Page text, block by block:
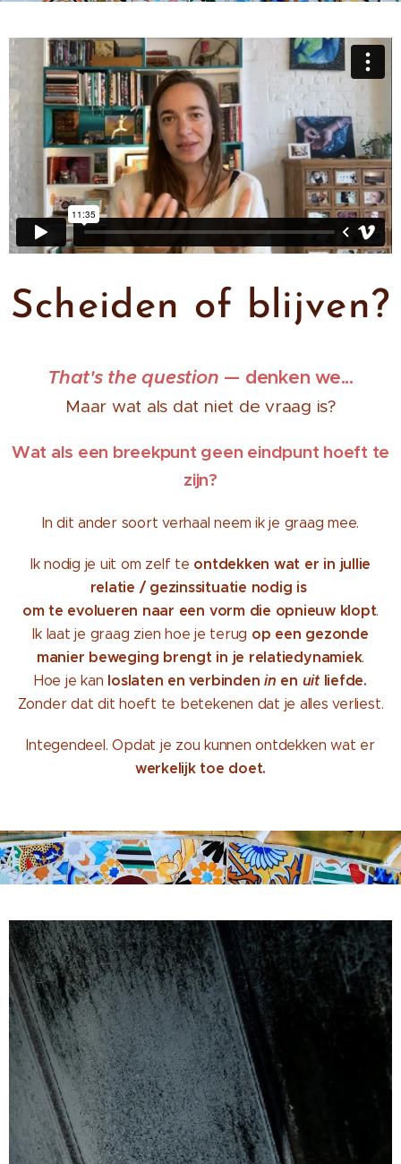
Scheiden of blijven?
That's the question — denken we...
Maar wat als dat niet de vraag is?
Wat als een breekpunt geen eindpunt hoeft te
zijn?
In dit ander soort verhaal neem ik je graag mee.
Ik nodig je uit om zelf te ontdekken wat er in jullie
relatie / gezinssituatie nodig is
om te evolueren naar een vorm die opnieuw klopt.
Ik laat je graag zien hoe je terug op een gezonde
manier beweging brengt in je relatiedynamiek.
Hoe je kan loslaten en verbindenin en uitliefde.
Zonder dat dit hoeft te betekenen dat je alles verliest.
Integendeel. Opdat je zou kunnen ontdekken wat er
werkelijk toe doet.